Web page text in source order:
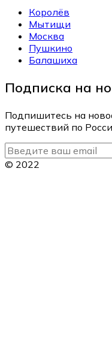
Королёв
Мытищи
Москва
Пушкино
Балашиха
Подписка на
Подпишитесь на
путешествий по
© 2022